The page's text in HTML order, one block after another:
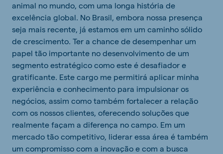
animal no mundo, com uma longa história de
excelência global. No Brasil, embora nossa presença
seja mais recente, já estamos em um caminho sólido
de crescimento. Ter a chance de desempenhar um
papel tão importante no desenvolvimento de um
segmento estratégico como este é desafiador e
gratificante. Este cargo me permitirá aplicar minha
experiência e conhecimento para impulsionar os
negócios, assim como também fortalecer a relação
com os nossos clientes, oferecendo soluções que
realmente façam a diferença no campo. Em um
mercado tão competitivo, liderar essa área é também
um compromisso com a inovação e com a busca